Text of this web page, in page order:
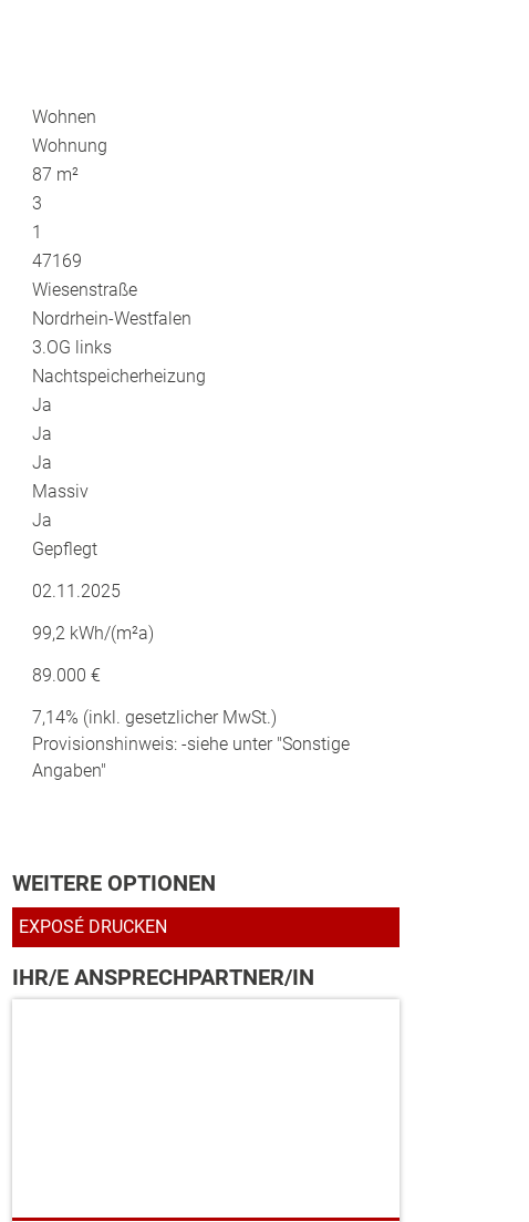
Wohnen
Wohnung
87 m²
3
1
47169
Wiesenstraße
Nordrhein-Westfalen
3.OG links
Nachtspeicherheizung
Ja
Ja
Ja
Massiv
Ja
Gepflegt
02.11.2025
99,2 kWh/(m²a)
89.000 €
7,14% (inkl. gesetzlicher MwSt.)
Provisionshinweis: -siehe unter "Sonstige
Angaben"
WEITERE OPTIONEN
EXPOSÉ DRUCKEN
IHR/E ANSPRECHPARTNER/IN